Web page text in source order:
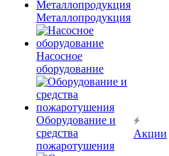
Металлопродукция
Насосное
оборудование
Оборудование и
средства
пожаротушения
Акции